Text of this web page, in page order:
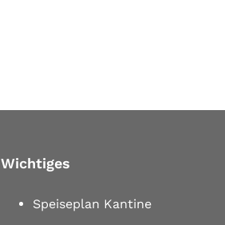
Wichtiges
Speiseplan Kantine